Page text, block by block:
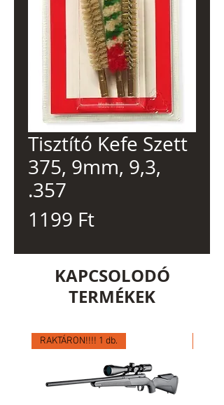
Tisztító Kefe Szett
375, 9mm, 9,3,
.357
1199 FtÁr
KAPCSOLODÓ
TERMÉKEK
RAKTÁRON!!!! 1 db.